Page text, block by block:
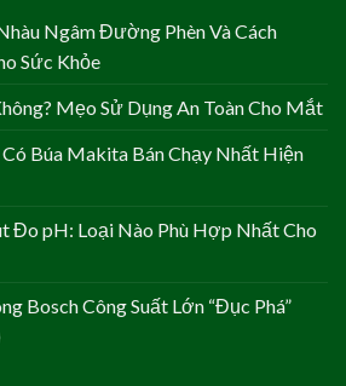
Ngâm Đường Phèn Và Cách
Sức Khỏe
Mẹo Sử Dụng An Toàn Cho Mắt
Búa Makita Bán Chạy Nhất Hiện
Đo pH: Loại Nào Phù Hợp Nhất Cho
Bosch Công Suất Lớn “Đục Phá”